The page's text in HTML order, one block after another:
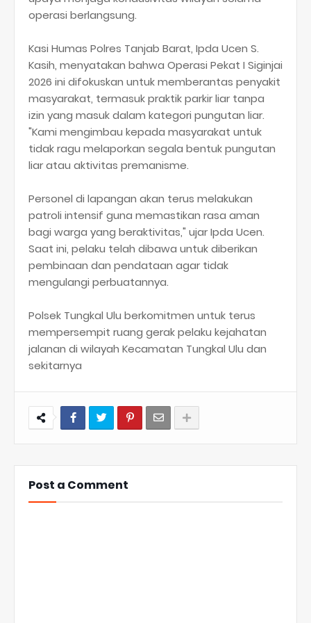
operasi berlangsung.
​Kasi Humas Polres Tanjab Barat, Ipda Ucen S.
Kasih, menyatakan bahwa Operasi Pekat I Siginjai
2026 ini difokuskan untuk memberantas penyakit
masyarakat, termasuk praktik parkir liar tanpa
izin yang masuk dalam kategori pungutan liar.
​"Kami mengimbau kepada masyarakat untuk
tidak ragu melaporkan segala bentuk pungutan
liar atau aktivitas premanisme.
Personel di lapangan akan terus melakukan
patroli intensif guna memastikan rasa aman
bagi warga yang beraktivitas," ujar Ipda Ucen.
​Saat ini, pelaku telah dibawa untuk diberikan
pembinaan dan pendataan agar tidak
mengulangi perbuatannya.
Polsek Tungkal Ulu berkomitmen untuk terus
mempersempit ruang gerak pelaku kejahatan
jalanan di wilayah Kecamatan Tungkal Ulu dan
sekitarnya
Post a Comment